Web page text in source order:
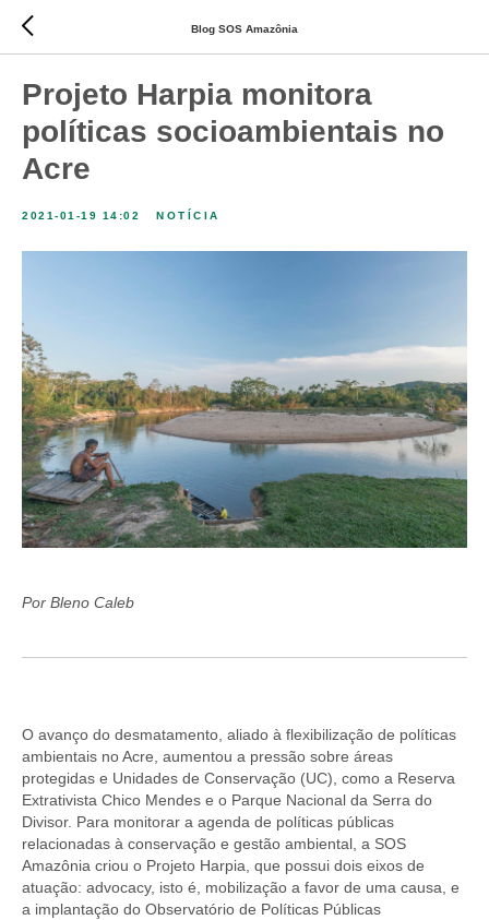
Blog SOS Amazônia
Projeto Harpia monitora
políticas socioambientais no
Acre
2021-01-19 14:02 NOTÍCIA
Por Bleno Caleb
O avanço do desmatamento, aliado à flexibilização de políticas
ambientais no Acre, aumentou a pressão sobre áreas
protegidas e Unidades de Conservação (UC), como a Reserva
Extrativista Chico Mendes e o Parque Nacional da Serra do
Divisor. Para monitorar a agenda de políticas públicas
relacionadas à conservação e gestão ambiental, a SOS
Amazônia criou o Projeto Harpia, que possui dois eixos de
atuação: advocacy, isto é, mobilização a favor de uma causa, e
a implantação do Observatório de Políticas Públicas